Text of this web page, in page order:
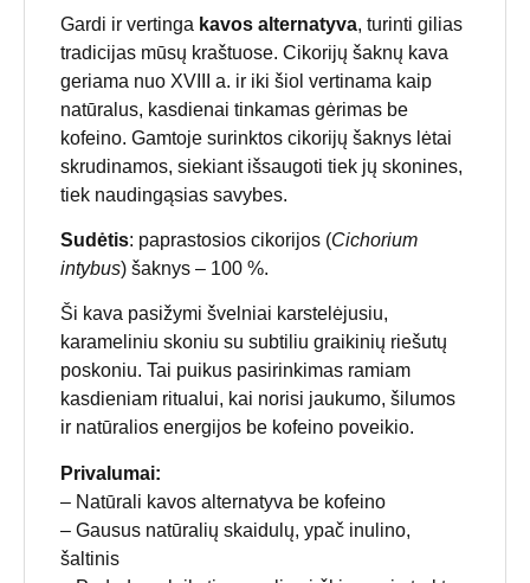
Gardi ir vertinga kavos alternatyva, turinti gilias
tradicijas mūsų kraštuose. Cikorijų šaknų kava
geriama nuo XVIII a. ir iki šiol vertinama kaip
natūralus, kasdienai tinkamas gėrimas be
kofeino. Gamtoje surinktos cikorijų šaknys lėtai
skrudinamos, siekiant išsaugoti tiek jų skonines,
tiek naudingąsias savybes.
Sudėtis: paprastosios cikorijos (Cichorium
intybus) šaknys – 100 %.
Ši kava pasižymi švelniai karstelėjusiu,
karameliniu skoniu su subtiliu graikinių riešutų
poskoniu. Tai puikus pasirinkimas ramiam
kasdieniam ritualui, kai norisi jaukumo, šilumos
ir natūralios energijos be kofeino poveikio.
Privalumai:
– Natūrali kavos alternatyva be kofeino
– Gausus natūralių skaidulų, ypač inulino,
šaltinis